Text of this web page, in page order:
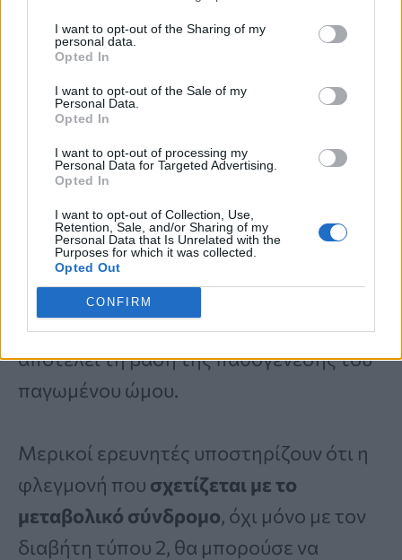
I want to opt-out of the Sharing of my
personal data.
Opted In
I want to opt-out of the Sale of my
Personal Data.
Opted In
I want to opt-out of processing my
Personal Data for Targeted Advertising.
Opted In
I want to opt-out of Collection, Use,
Retention, Sale, and/or Sharing of my
Personal Data that Is Unrelated with the
Purposes for which it was collected.
Opted Out
CONFIRM
Οι δύο επικρατέστεροι λόγοι είναι είτε
γλυκοζυλίωση των ιστών του θύλακα
κολλαγόνου(δεσμοί μεταξύ των ινών
παρατηρούμενηίνωση του θύλακαστον
παγωμένο ώμο, είτε επειδή η φλεγμονή
που προκαλεί ο διαβήτης ξεκινά τη
φλεγμονώδη-ινωτική διαδικασία που
αποτελεί τη βάση της παθογένεσης του
παγωμένου ώμου.
Μερικοί ερευνητές υποστηρίζουν ότι η
φλεγμονή που σχετίζεται με το
μεταβολικό σύνδρομο, όχι μόνο με τον
διαβήτη τύπου 2, θα μπορούσε να